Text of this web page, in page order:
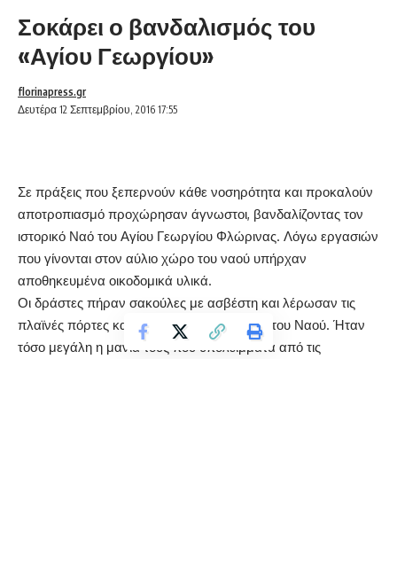
Σοκάρει ο βανδαλισμός του
«Αγίου Γεωργίου»
Δευτέρα 12 Σεπτεμβρίου, 2016 17:55
florinapress.gr
Σε πράξεις που ξεπερνούν κάθε νοσηρότητα και προκαλούν
αποτροπιασμό προχώρησαν άγνωστοι, βανδαλίζοντας τον
ιστορικό Ναό του Αγίου Γεωργίου Φλώρινας. Λόγω εργασιών
που γίνονται στον αύλιο χώρο του ναού υπήρχαν
αποθηκευμένα οικοδομικά υλικά.
Οι δράστες πήραν σακούλες με ασβέστη και λέρωσαν τις
πλαϊνές πόρτες και τους πέτρινους τοίχους του Ναού. Ήταν
τόσο μεγάλη η μανία τους που υπολείμματα από τις